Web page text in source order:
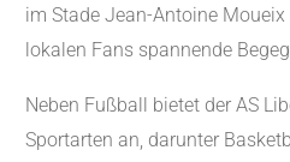
im Stade Jean-Antoine
lokalen Fans spannende
Neben Fußball bietet der AS
Sportarten an, darunter